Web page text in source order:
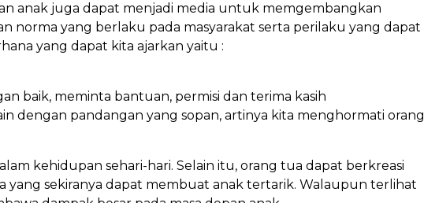
anak juga dapat menjadi media untuk memgembangkan
norma yang berlaku pada masyarakat serta perilaku yang dapat
yang dapat kita ajarkan yaitu :
baik, meminta bantuan, permisi dan terima kasih
dengan pandangan yang sopan, artinya kita menghormati orang
kehidupan sehari-hari. Selain itu, orang tua dapat berkreasi
yang sekiranya dapat membuat anak tertarik. Walaupun terlihat